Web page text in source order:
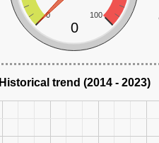
0 100
0
Historical trend (2014 - 2023)